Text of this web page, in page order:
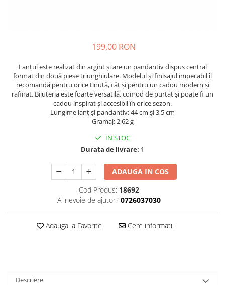
199,00 RON
Lanțul este realizat din argint și are un pandantiv dispus central
format din două piese triunghiulare. Modelul și finisajul impecabil îl
recomandă pentru orice ținută, cât și pentru un cadou modern și
rafinat. Bijuteria este foarte versatilă, comod de purtat și poate fi un
cadou inspirat și accesibil în orice sezon.
Lungime lanț și pandantiv: 44 cm și 3,5 cm
Gramaj: 2,62 g
IN STOC
Durata de livrare: 1
ADAUGA IN COS
Cod Produs: 18692
Ai nevoie de ajutor? 0726037030
Adauga la Favorite Cere informatii
Descriere